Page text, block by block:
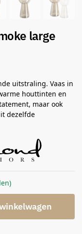
large
uitstraling. Vaas in
houttinten en
maar ook
dezelfde